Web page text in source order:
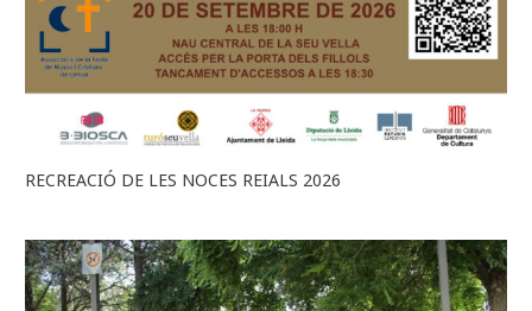
RECREACIÓ DE LES NOCES REIALS 2026